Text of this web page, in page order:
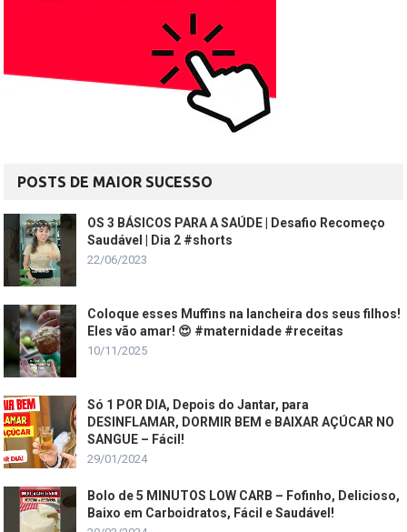
POSTS DE MAIOR SUCESSO
OS 3 BÁSICOS PARA A SAÚDE | Desafio Recomeço
Saudável | Dia 2 #shorts
22/06/2023
Coloque esses Muffins na lancheira dos seus filhos!
Eles vão amar! 😍 #maternidade #receitas
10/11/2025
Só 1 POR DIA, Depois do Jantar, para
DESINFLAMAR, DORMIR BEM e BAIXAR AÇÚCAR NO
SANGUE – Fácil!
29/01/2024
Bolo de 5 MINUTOS LOW CARB – Fofinho, Delicioso,
Baixo em Carboidratos, Fácil e Saudável!